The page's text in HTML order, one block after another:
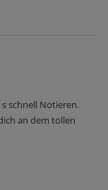
schnell Notieren.
an dem tollen